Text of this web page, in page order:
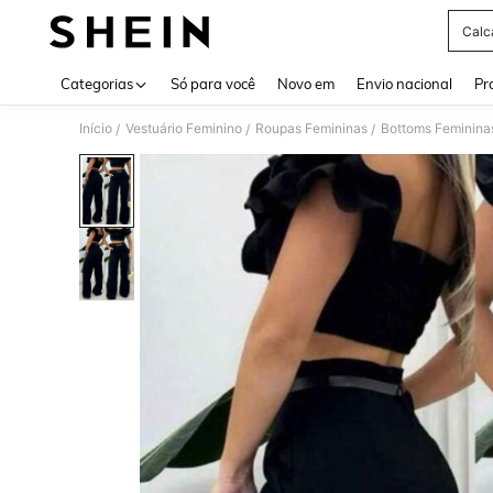
Categorias Só para você Novo em Envio nacional
Início / Vestuário Feminino / Roupas Femininas / Bottoms